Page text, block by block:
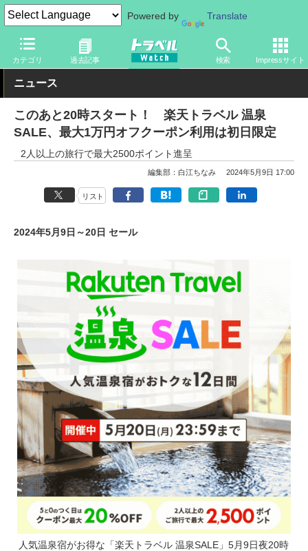
Powered by Translate
カテゴリ 過去記事 検索 Impressサイト
トラベル Watch 旅の情報 ホテル・旅館 宿泊
ニュース
このあと20時スタート！ 楽天トラベル 温泉
SALE、最大1万円オフクーポン利用は初日限定
2人以上の旅行で最大2500ポイント進呈
編集部：白江ちなみ 2024年5月9日 17:00
リスト
2024年5月9日～20日 セール
人気温泉宿がお得な「楽天トラベル 温泉SALE」5月9日夜20時